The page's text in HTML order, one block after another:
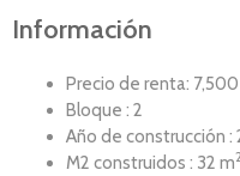
Información
Precio de renta: 7,500
Bloque : 2
Año de construcción :
M2 construidos : 32 m